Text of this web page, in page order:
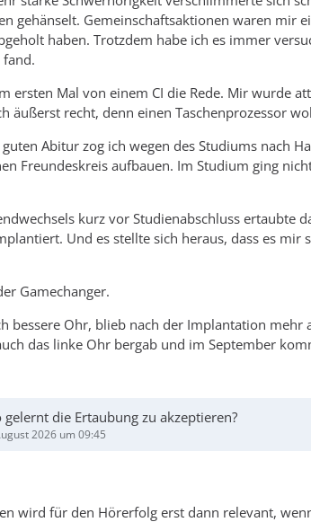
gehänselt. Gemeinschaftsaktionen waren mir
haben. Trotzdem habe ich es immer
ersten Mal von einem CI die Rede. Mir wurde
äußerst recht, denn einen Taschenprozessor
Abitur zog ich wegen des Studiums nach
Freundeskreis aufbauen. Im Studium ging
kurz vor Studienabschluss
Und es stellte sich heraus, dass es
Gamechanger.
bessere Ohr, blieb nach der Implantation
das linke Ohr bergab und im September
die Ertaubung zu akzeptieren?
2026 um 09:45
wird für den Hörerfolg erst dann relevant,